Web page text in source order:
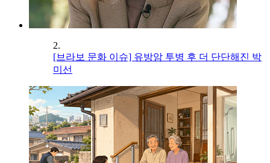
2.
[브라보 문화 이슈] 유방암 투병 후 더 단단해진 박
미선